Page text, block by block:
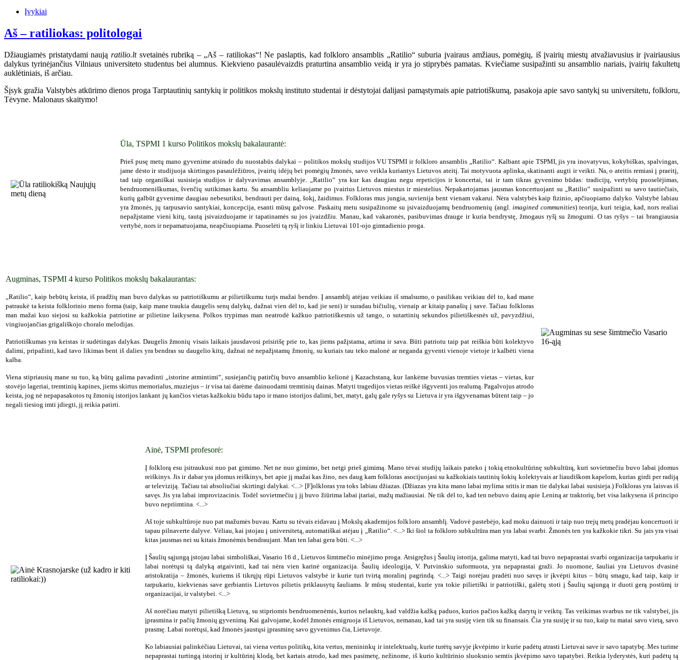
Įvykiai
Aš – ratiliokas: politologai
Džiaugiamės pristatydami naują ratilio.ltsvetainės rubriką – „Aš – ratiliokas“! Ne paslaptis, kad folkloro ansamblis „Ratilio“ suburia įvairaus amžiaus, pomėgių, iš įvairių miestų atvažiavusius ir įvairiausius
dalykus tyrinėjančius Vilniaus universiteto studentus bei alumnus. Kiekvieno pasaulėvaizdis praturtina ansamblio veidą ir yra jo stiprybės pamatas. Kviečiame susipažinti su ansamblio nariais, įvairių fakultetų
auklėtiniais, iš arčiau.
Šįsyk gražia Valstybės atkūrimo dienos proga Tarptautinių santykių ir politikos mokslų instituto studentai ir dėstytojai dalijasi pamąstymais apie patriotiškumą, pasakoja apie savo santykį su universitetu, folkloru,
Tėvyne. Malonaus skaitymo!
Ūla, TSPMI 1 kurso Politikos mokslų bakalaurantė:
Prieš pusę metų mano gyvenime atsirado du nuostabūs dalykai – politikos mokslų studijos VU TSPMI ir folkloro ansamblis „Ratilio“. Kalbant apie TSPMI, jis yra inovatyvus, kokybiškas, spalvingas,
jame dėsto ir studijuoja skirtingos pasaulėžiūros, įvairių idėjų bei pomėgių žmonės, savo veikla kuriantys Lietuvos ateitį. Tai motyvuota aplinka, skatinanti augti ir veikti. Na, o ateitis remiasi į praeitį,
tad taip organiškai susisieja studijos ir dalyvavimas ansamblyje. „Ratilio“ yra kur kas daugiau negu repeticijos ir koncertai, tai ir tam tikras gyvenimo būdas: tradicijų, vertybių puoselėjimas,
bendruomeniškumas, švenčių sutikimas kartu. Su ansambliu keliaujame po įvairius Lietuvos miestus ir miestelius. Nepakartojamas jausmas koncertuojant su „Ratilio“ susipažinti su savo tautiečiais,
kurių galbūt gyvenime daugiau nebesutiksi, bendrauti per dainą, šokį, žaidimus. Folkloras mus jungia, suvienija bent vienam vakarui. Nėra valstybės kaip fizinio, apčiuopiamo dalyko. Valstybė labiau
yra žmonės, jų tarpusavio santykiai, koncepcija, esanti mūsų galvose. Paskaitų metu susipažinome su įsivaizduojamų bendruomenių (angl. imagined communities) teorija, kuri teigia, kad, nors realiai
nepažįstame vieni kitų, tautą įsivaizduojame ir tapatinamės su jos įvaizdžiu. Manau, kad vakaronės, pasibuvimas drauge ir kuria bendrystę, žmogaus ryšį su žmogumi. O tas ryšys – tai brangiausia
vertybė, nors ir nepamatuojama, neapčiuopiama. Puoselėti tą ryšį ir linkiu Lietuvai 101-ojo gimtadienio proga.
Augminas, TSPMI 4 kurso Politikos mokslų bakalaurantas:
„Ratilio“, kaip bebūtų keista, iš pradžių man buvo dalykas su patriotiškumu ar pilietiškumu turįs mažai bendro. Į ansamblį atėjau veikiau iš smalsumo, o pasilikau veikiau dėl to, kad mane
patraukė ta keista folklorinio meno forma (taip, kaip mane traukia daugelis senų dalykų, dažnai vien dėl to, kad jie seni) ir suradau bičiulių, vienaip ar kitaip panašių į save. Tačiau folkloras
man mažai kuo siejosi su kažkokia patriotine ar pilietine laikysena. Polkos trypimas man neatrodė kažkuo patriotiškesnis už tango, o sutartinių sekundos pilietiškesnės už, pavyzdžiui,
vingiuojančias grigališkojo choralo melodijas.
Patriotiškumas yra keistas ir sudėtingas dalykas. Daugelis žmonių visais laikais jausdavosi prisirišę prie to, kas jiems pažįstama, artima ir sava. Būti patriotu taip pat reiškia būti kolektyvo
dalimi, pripažinti, kad tavo likimas bent iš dalies yra bendras su daugelio kitų, dažnai nė nepažįstamų žmonių, su kuriais tau teko malonė ar neganda gyventi vienoje vietoje ir kalbėti viena
kalba.
Viena stipriausių mane su tuo, ką būtų galima pavadinti „istorine atmintimi“, susiejančių patirčių buvo ansamblio kelionė į Kazachstaną, kur lankėme buvusias tremties vietas – vietas, kur
stovėjo lageriai, tremtinių kapines, jiems skirtus memorialus, muziejus – ir visa tai darėme dainuodami tremtinių dainas. Matyti tragedijos vietas reiškė išgyventi jos realumą. Pagalvojus atrodo
keista, jog nė nepapasakotos tų žmonių istorijos lankant jų kančios vietas kažkokiu būdu tapo ir mano istorijos dalimi, bet, matyt, galų gale ryšys su Lietuva ir yra išgyvenamas būtent taip – jo
negali tiesiog imti įdiegti, jį reikia patirti.
Ainė, TSPMI profesorė:
Į folklorą esu įsitraukusi nuo pat gimimo. Net ne nuo gimimo, bet netgi prieš gimimą. Mano tėvai studijų laikais pateko į tokią etnokultūrinę subkultūrą, kuri sovietmečiu buvo labai įdomus
reiškinys. Jis ir dabar yra įdomus reiškinys, bet apie jį mažai kas žino, nes daug kam folkloras asocijuojasi su kažkokiais tautinių šokių kolektyvais ar liaudiškom kapelom, kurias girdi per radiją
ar televiziją. Tačiau tai absoliučiai skirtingi dalykai. <...> [F]olkloras yra toks labiau džiazas. (Džiazas yra kita mano labai mylima sritis ir man tie dalykai labai susisieja.) Folkloras yra laisvas iš
savęs. Jis yra labai improvizacinis. Todėl sovietmečiu į jį buvo žiūrima labai įtariai, mažų mažiausiai. Ne tik dėl to, kad ten nebuvo dainų apie Leniną ar traktorių, bet visa laikysena iš principo
buvo nepriimtina. <...>
Aš toje subkultūroje nuo pat mažumės buvau. Kartu su tėvais eidavau į Mokslų akademijos folkloro ansamblį. Vadovė pastebėjo, kad moku dainuoti ir taip nuo trejų metų pradėjau koncertuoti ir
tapau pilnaverte dalyve. Vėliau, kai įstojau į universitetą, automatiškai atėjau į „Ratilio“. <...> Iki šiol ta folkloro subkultūra man yra labai svarbi. Žmonės ten yra kažkokie tikri. Su jais yra visai
kitas jausmas nei su kitais žmonėmis bendraujant. Man ten labai gera būti. <...>
Į Šaulių sąjungą įstojau labai simboliškai, Vasario 16 d., Lietuvos šimtmečio minėjimo proga. Atsigręžus į Šaulių istorija, galima matyti, kad tai buvo nepaprastai svarbi organizacija tarpukariu ir
labai norėtųsi tą dalyką atgaivinti, kad tai nėra vien karinė organizacija. Šaulių ideologija, V. Putvinskio suformuota, yra nepaprastai graži. Jo nuomone, šauliai yra Lietuvos dvasinė
aristokratija – žmonės, kuriems iš tikrųjų rūpi Lietuvos valstybė ir kurie turi tvirtą moralinį pagrindą. <...> Taigi norėjau pradėti nuo savęs ir įkvėpti kitus – būtų smagu, kad taip, kaip ir
tarpukariu, kiekvienas save gerbiantis Lietuvos pilietis priklausytų šauliams. Ir mūsų studentai, kurie yra tokie pilietiški ir patriotiški, galėtų stoti į Šaulių sąjungą ir duoti gerą postūmį ir
organizacijai, ir valstybei. <...>
Aš norėčiau matyti pilietišką Lietuvą, su stipriomis bendruomenėmis, kurios nelauktų, kad valdžia kažką paduos, kurios pačios kažką darytų ir veiktų. Tas veikimas svarbus ne tik valstybei, jis
įprasmina ir pačių žmonių gyvenimą. Kai galvojame, kodėl žmonės emigruoja iš Lietuvos, nemanau, kad tai yra susiję vien tik su finansais. Čia yra susiję ir su tuo, kaip tu matai savo vietą, savo
prasmę. Labai norėtųsi, kad žmonės jaustųsi įprasminę savo gyvenimus čia, Lietuvoje.
Ko labiausiai palinkėčiau Lietuvai, tai viena vertus politikų, kita vertus, menininkų ir intelektualų, kurie turėtų savyje įkvėpimo ir kurie padėtų atrasti Lietuvai save ir savo tapatybę. Mes turime
nepaprastai turtingą istorinį ir kultūrinį klodą, bet kartais atrodo, kad mes pasimetę, nežinome, iš kurio kultūrinio sluoksnio semtis įkvėpimo savo tapatybei. Reikia lyderystės, kuri padėtų tą